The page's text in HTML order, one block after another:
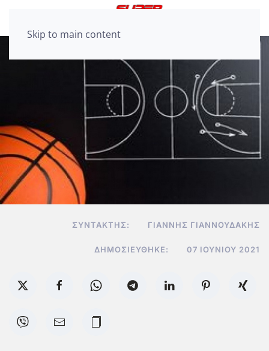
Skip to main content
ΣΥΝΤΆΚΤΗΣ: ΓΙΆΝΝΗΣ ΓΙΑΝΝΟΥΔΆΚΗΣ
ΔΗΜΟΣΙΕΎΘΗΚΕ: 07 ΙΟΥΝΊΟΥ 2021